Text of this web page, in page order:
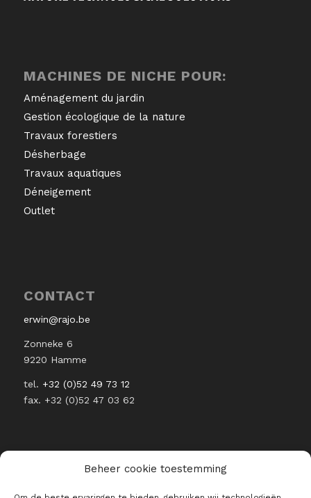
Beheer cookie toestemming
MACHINES DE NICHE POUR:
Aménagement du jardin
Gestion écologique de la nature
Travaux forestiers
Désherbage
Travaux aquatiques
Déneigement
Outlet
CONTACT
erwin@rajo.be
Zonneke 6
9220 Hamme
tel. +32 (0)52 49 73 12
fax. +32 (0)52 47 03 62
RESTEZ INFORMÉ DE L’ACTUALITÉ